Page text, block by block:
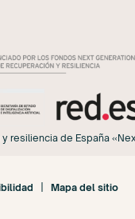
resiliencia de España
Mapa del sitio